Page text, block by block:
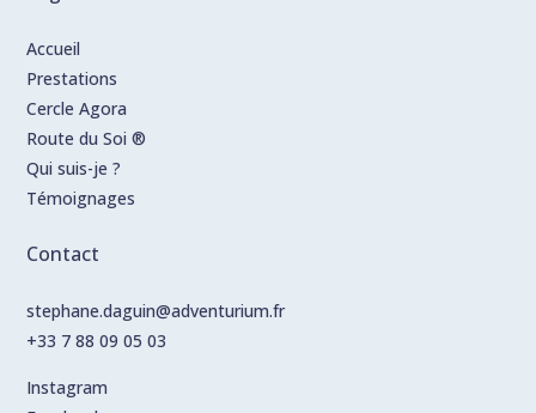
Accueil
Prestations
Cercle Agora
Route du Soi ®
Qui suis-je ?
Témoignages
Contact
stephane.daguin@adventurium.fr
+33 7 88 09 05 03
Instagram